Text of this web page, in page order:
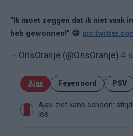
“Ik moet zeggen dat ik niet vaak
heb gewonnen!” 😅
— OnsOranje (@OnsOranje) 4
Ajax Feyenoord PSV
Ajax ziet kans schoon:
los